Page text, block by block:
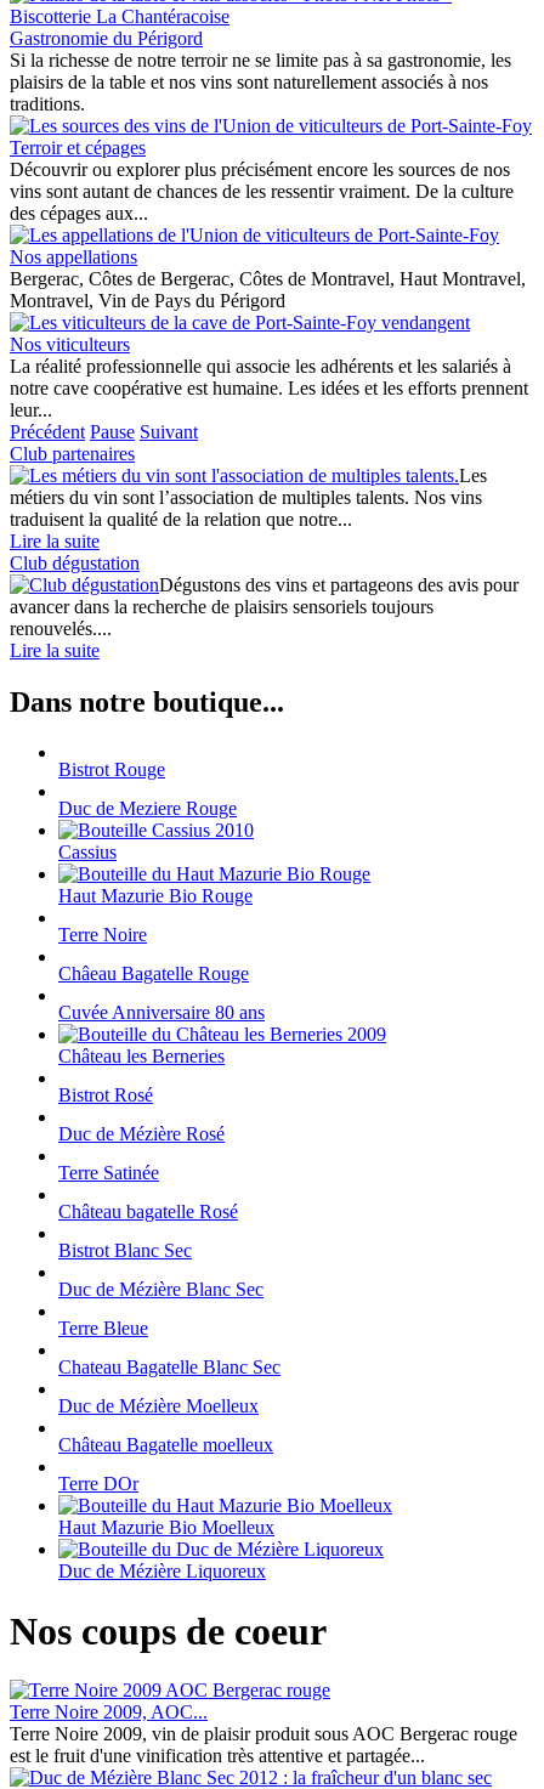
Gastronomie du Périgord
Si la richesse de notre terroir ne se limite pas à sa gastronomie, les
plaisirs de la table et nos vins sont naturellement associés à nos
traditions.
Terroir et cépages
Découvrir ou explorer plus précisément encore les sources de nos
vins sont autant de chances de les ressentir vraiment. De la culture
des cépages aux...
Nos appellations
Bergerac, Côtes de Bergerac, Côtes de Montravel, Haut Montravel,
Montravel, Vin de Pays du Périgord
Nos viticulteurs
La réalité professionnelle qui associe les adhérents et les salariés à
notre cave coopérative est humaine. Les idées et les efforts prennent
leur...
Précédent Pause Suivant
Club partenaires
Les
métiers du vin sont l’association de multiples talents. Nos vins
traduisent la qualité de la relation que notre...
Lire la suite
Club dégustation
Dégustons des vins et partageons des avis pour
avancer dans la recherche de plaisirs sensoriels toujours
renouvelés....
Lire la suite
Dans notre boutique...
Bistrot Rouge
Duc de Meziere Rouge
Cassius
Haut Mazurie Bio Rouge
Terre Noire
Châeau Bagatelle Rouge
Cuvée Anniversaire 80 ans
Château les Berneries
Bistrot Rosé
Duc de Mézière Rosé
Terre Satinée
Château bagatelle Rosé
Bistrot Blanc Sec
Duc de Mézière Blanc Sec
Terre Bleue
Chateau Bagatelle Blanc Sec
Duc de Mézière Moelleux
Château Bagatelle moelleux
Terre DOr
Haut Mazurie Bio Moelleux
Duc de Mézière Liquoreux
Nos coups de coeur
Terre Noire 2009, AOC...
Terre Noire 2009, vin de plaisir produit sous AOC Bergerac rouge
est le fruit d'une vinification très attentive et partagée...